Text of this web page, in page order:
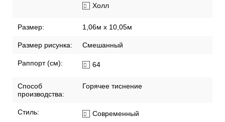
Холл
Размер: 1,06м х 10,05м
Размер рисунка: Смешанный
Раппорт (см): 64
Способ
производства:
Горячее тиснение
Стиль: Современный